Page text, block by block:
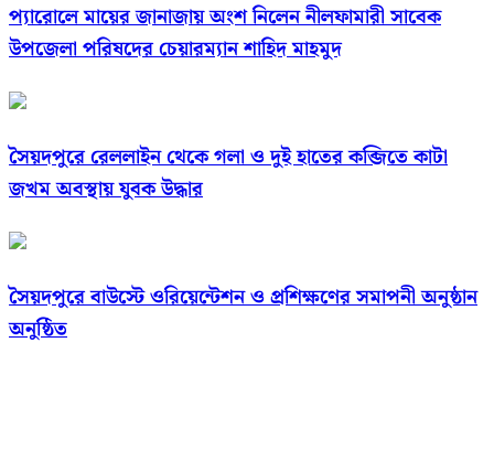
প্যারোলে মায়ের জানাজায় অংশ নিলেন নীলফামারী সাবেক
উপজেলা পরিষদের চেয়ারম্যান শাহিদ মাহমুদ
সৈয়দপুরে রেললাইন থেকে গলা ও দুই হাতের কব্জিতে কাটা
জখম অবস্থায় যুবক উদ্ধার
সৈয়দপুরে বাউস্টে ওরিয়েন্টেশন ও প্রশিক্ষণের সমাপনী অনুষ্ঠান
অনুষ্ঠিত